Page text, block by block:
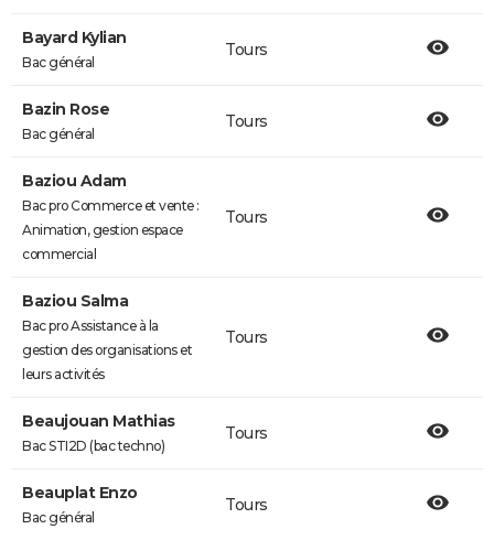
Bayard Kylian
Bac général
Tours
Bazin Rose
Bac général
Tours
Baziou Adam
Bac pro Commerce et vente :
Animation, gestion espace
commercial
Tours
Baziou Salma
Bac pro Assistance à la
gestion des organisations et
leurs activités
Tours
Beaujouan Mathias
Bac STI2D (bac techno)
Tours
Beauplat Enzo
Bac général
Tours